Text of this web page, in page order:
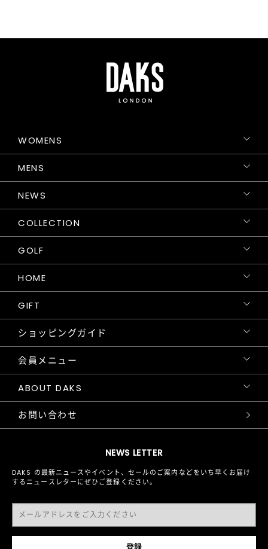
NEWS LETTER
DAKS の最新ニュースやイベント、セールのご案内などをいち早くお届け
するニュースレターにぜひご登録ください。
WOMENS
MENS
NEWS
COLLECTION
GOLF
HOME
GIFT
ショッピングガイド
会員メニュー
ABOUT DAKS
お問い合わせ